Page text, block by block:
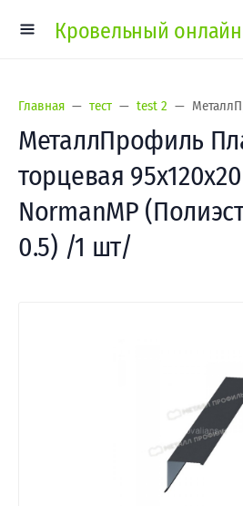
Кровельный онлайн
Главная тест test 2
МеталлПрофиль
торцевая
NormanMP
0.5) /1 шт/